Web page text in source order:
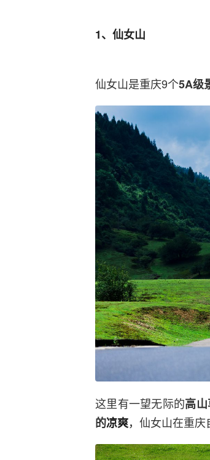
1、仙女山
仙女山是重庆9个5A级
这里有一望无际的高
的凉爽， 仙女山在重庆